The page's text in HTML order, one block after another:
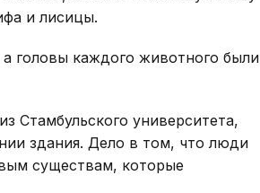
и лисицы.
головы каждого животного были
Стамбульского университета,
здания. Дело в том, что люди
существам, которые